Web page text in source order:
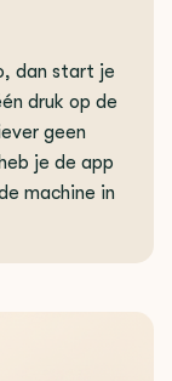
dan start je
druk op de
geen
je de app
machine in